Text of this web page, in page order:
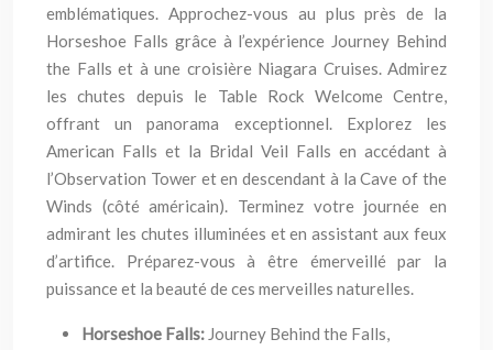
emblématiques. Approchez-vous au plus près de la
Horseshoe Falls grâce à l’expérience Journey Behind
the Falls et à une croisière Niagara Cruises. Admirez
les chutes depuis le Table Rock Welcome Centre,
offrant un panorama exceptionnel. Explorez les
American Falls et la Bridal Veil Falls en accédant à
l’Observation Tower et en descendant à la Cave of the
Winds (côté américain). Terminez votre journée en
admirant les chutes illuminées et en assistant aux feux
d’artifice. Préparez-vous à être émerveillé par la
puissance et la beauté de ces merveilles naturelles.
Horseshoe Falls: Journey Behind the Falls,